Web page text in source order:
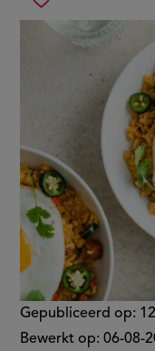
Sla
recept
arroz
con
chorizo
Gepubliceerd op:
Bewerkt op: 06-08-